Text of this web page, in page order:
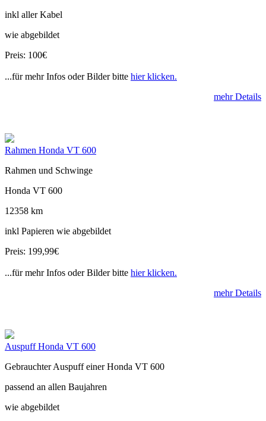
inkl aller Kabel
wie abgebildet
Preis: 100€
...für mehr Infos oder Bilder bitte hier klicken.
mehr Details
Rahmen Honda VT 600
Rahmen und Schwinge
Honda VT 600
12358 km
inkl Papieren wie abgebildet
Preis: 199,99€
...für mehr Infos oder Bilder bitte hier klicken.
mehr Details
Auspuff Honda VT 600
Gebrauchter Auspuff einer Honda VT 600
passend an allen Baujahren
wie abgebildet